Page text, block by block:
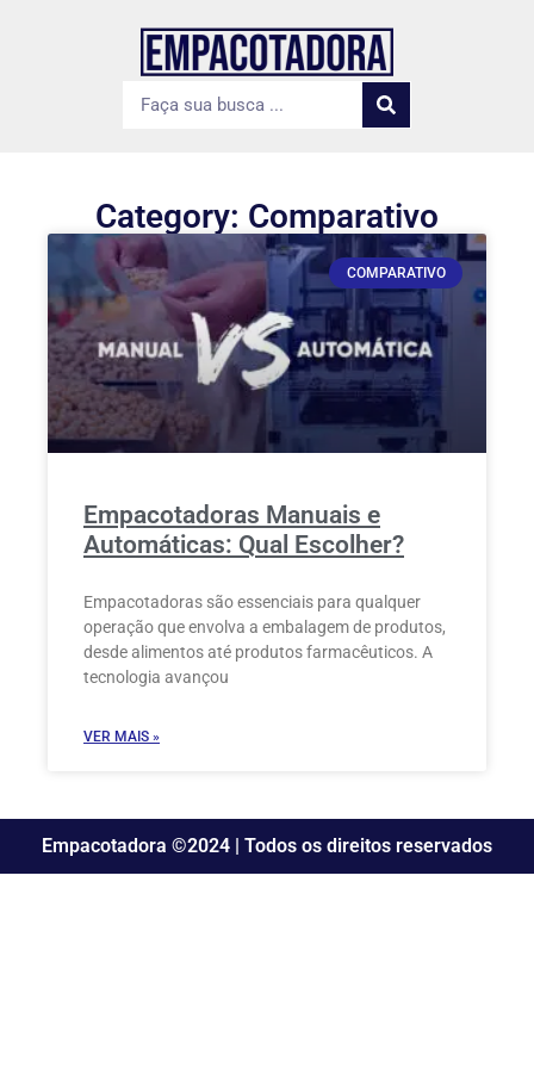
Category: Comparativo
COMPARATIVO
Empacotadoras Manuais e
Automáticas: Qual Escolher?
Empacotadoras são essenciais para qualquer
operação que envolva a embalagem de produtos,
desde alimentos até produtos farmacêuticos. A
tecnologia avançou
VER MAIS »
Empacotadora ©2024 | Todos os direitos reservados